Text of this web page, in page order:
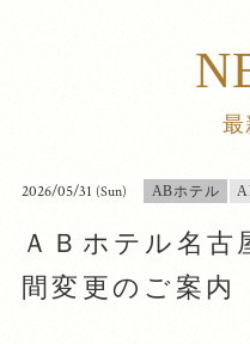
最
2026/05/31 (Sun) ABホテル
ＡＢホテル名
間変更のご案内